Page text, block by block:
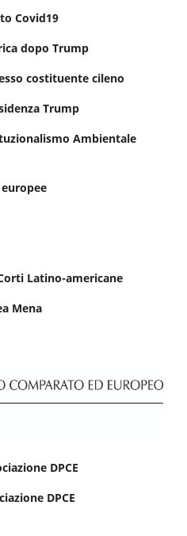
Covid19
dopo Trump
costituente cileno
Trump
Ambientale
Latino-americane
Mena
DPCE
DPCE